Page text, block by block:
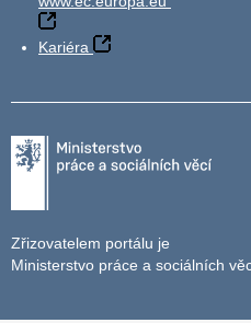
Kariéra
Zřizovatelem portálu je
Ministerstvo práce a sociálních